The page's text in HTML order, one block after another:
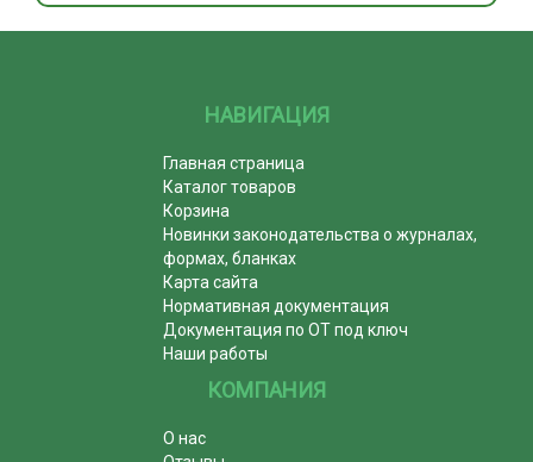
НАВИГАЦИЯ
Главная страница
Каталог товаров
Корзина
Новинки законодательства о журналах,
формах, бланках
Карта сайта
Нормативная документация
Документация по ОТ под ключ
Наши работы
КОМПАНИЯ
О нас